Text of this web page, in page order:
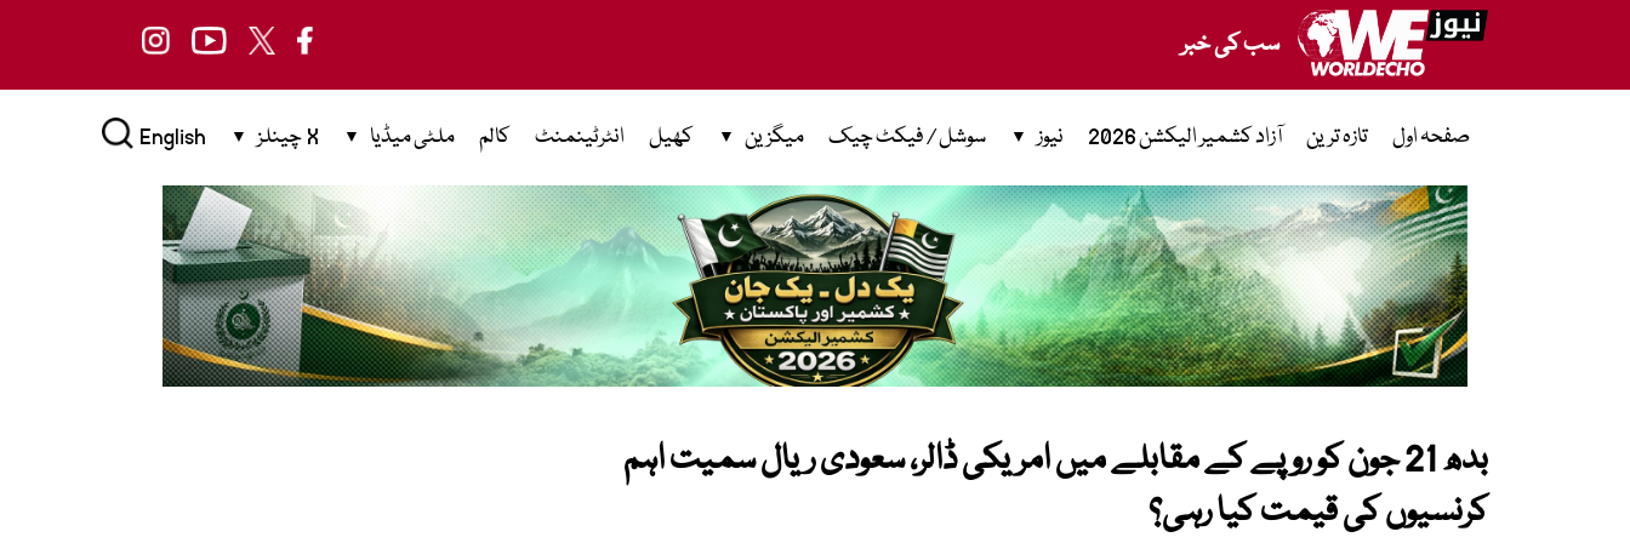
سب کی خبر
صفحہ اول تازہ ترین آزاد کشمیر الیکشن 2026 نیوز سوشل / فیکٹ چیک میگزین کھیل انٹرٹینمنٹ کالم ملٹی میڈیا X چینلز English
بدھ 21 جون کو روپے کے مقابلے میں امریکی ڈالر، سعودی ریال سمیت اہم
کرنسیوں کی قیمت کیا رہی؟